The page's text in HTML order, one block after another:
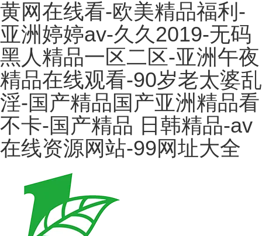
黄网在线看-欧美精品福利-
亚洲婷婷av-久久2019-无码
黑人精品一区二区-亚洲午夜
精品在线观看-90岁老太婆乱
淫-国产精品国产亚洲精品看
不卡-国产精品 日韩精品-av
在线资源网站-99网址大全